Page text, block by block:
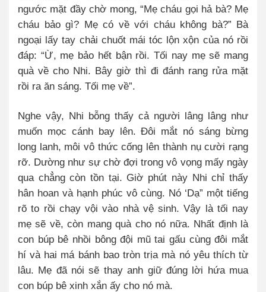
ngước mặt đầy chờ mong, “Mẹ cháu gọi hả bà? Mẹ
cháu bảo gì? Mẹ có về với cháu không bà?” Bà
ngoại lấy tay chải chuốt mái tóc lộn xộn của nó rồi
đáp: “Ừ, mẹ bảo hết bận rồi. Tối nay mẹ sẽ mang
quà về cho Nhi. Bây giờ thì đi đánh rang rửa mặt
rồi ra ăn sáng. Tối mẹ về”.
Nghe vậy, Nhi bỗng thấy cả người lâng lâng như
muốn mọc cánh bay lên. Đôi mắt nó sáng bừng
long lanh, môi vô thức cống lên thành nụ cười rạng
rỡ. Dường như sự chờ đợi trong vô vọng mấy ngày
qua chẳng còn tồn tại. Giờ phút này Nhi chỉ thấy
hân hoan và hạnh phúc vô cùng. Nó ‘Dạ” một tiếng
rõ to rồi chạy vội vào nhà vệ sinh. Vậy là tối nay
mẹ sẽ về, còn mang quà cho nó nữa. Nhất định là
con búp bê nhồi bông đội mũ tai gấu cùng đôi mắt
hí và hai má bánh bao tròn trịa mà nó yêu thích từ
lâu. Mẹ đã nói sẽ thay anh giữ đúng lời hứa mua
con búp bê xinh xắn ấy cho nó mà.